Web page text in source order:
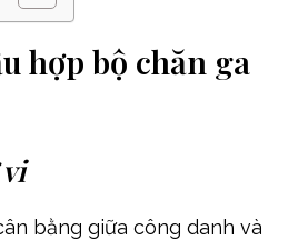
hợp bộ chăn ga
bằng giữa công danh và